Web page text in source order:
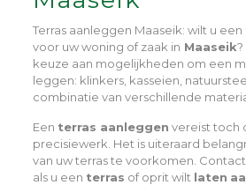
Terras aanleggen Maaseik: wilt u een
voor uw woning of zaak in Maaseik
keuze aan mogelijkheden om een
leggen: klinkers, kasseien,
combinatie van verschillende
Een terras aanleggen vereist toch
precisiewerk. Het is uiteraard
van uw terras te voorkomen.
als u een terras of oprit wilt laten